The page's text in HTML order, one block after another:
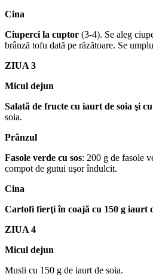
Cina
Ciuperci la cuptor (3-4). Se aleg
brânză tofu dată pe răzătoare. Se
ZIUA 3
Micul dejun
Salată de fructe cu iaurt de soia şi
soia.
Prânzul
Fasole verde cu sos: 200 g de fasole
compot de gutui uşor îndulcit.
Cina
Cartofi fierţi în coajă cu 150 g iaurt
ZIUA 4
Micul dejun
Musli cu 150 g de iaurt de soia.